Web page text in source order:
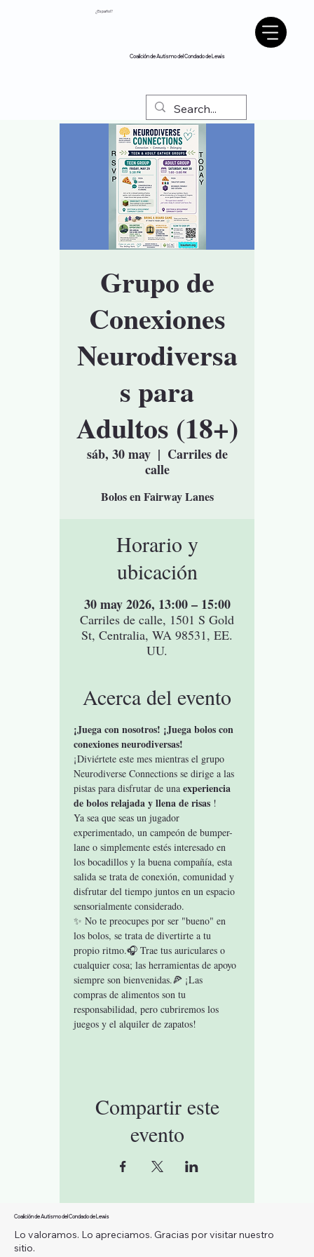
Coalición de Autismo del Condado de Lewis
¿Español?
Grupo de
Conexiones
Neurodiversa
s para
Adultos (18+)
sáb, 30 may
  |
Carriles de
calle
Bolos en Fairway Lanes
Horario y
ubicación
30 may 2026, 13:00 – 15:00
Carriles de calle, 1501 S Gold
St, Centralia, WA 98531, EE.
UU.
Acerca del evento
¡Juega con nosotros! ¡Juega bolos con
conexiones neurodiversas!
¡Diviértete este mes mientras el grupo
Neurodiverse Connections se dirige a las
pistas para disfrutar de una experiencia
de bolos relajada y llena de risas !
Ya sea que seas un jugador
experimentado, un campeón de bumper-
lane o simplemente estés interesado en
los bocadillos y la buena compañía, esta
salida se trata de conexión, comunidad y
disfrutar del tiempo juntos en un espacio
sensorialmente considerado.
✨ No te preocupes por ser "bueno" en
los bolos, se trata de divertirte a tu
propio ritmo.🎧 Trae tus auriculares o
cualquier cosa; las herramientas de apoyo
siempre son bienvenidas.🍕 ¡Las
compras de alimentos son tu
responsabilidad, pero cubriremos los
juegos y el alquiler de zapatos!
Compartir este
evento
Coalición de Autismo del Condado de Lewis
Lo valoramos. Lo apreciamos. Gracias por visitar nuestro
sitio.